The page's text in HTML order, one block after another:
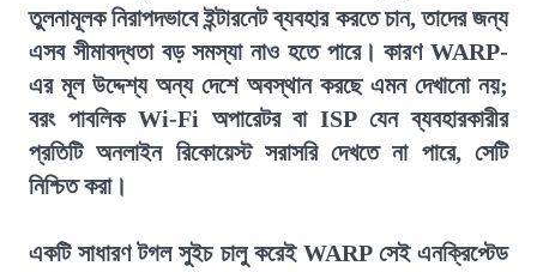
তুলনামূলক নিরাপদভাবে ইন্টারনেট ব্যবহার করতে চান, তাদের জন্য
এসব সীমাবদ্ধতা বড় সমস্যা নাও হতে পারে। কারণ WARP-
এর মূল উদ্দেশ্য অন্য দেশে অবস্থান করছে এমন দেখানো নয়;
বরং পাবলিক Wi-Fi অপারেটর বা ISP যেন ব্যবহারকারীর
প্রতিটি অনলাইন রিকোয়েস্ট সরাসরি দেখতে না পারে, সেটি
নিশ্চিত করা।
একটি সাধারণ টগল সুইচ চালু করেই WARP সেই এনক্রিপ্টেড